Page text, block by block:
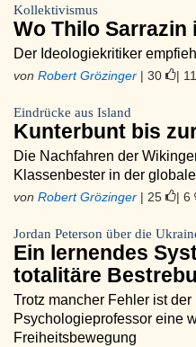
Kollektivismus
Wo Thilo Sarrazin
Der Ideologiekritiker
von Robert Grözinger | 30 | 11
Eindrücke aus Island
Kunterbunt bis
Die Nachfahren der
Klassenbester in der
von Robert Grözinger | 25 | 6
Jordan Peterson über die
Ein lernendes
totalitäre
Trotz mancher Fehler ist der
Psychologieprofessor eine
Freiheitsbewegung